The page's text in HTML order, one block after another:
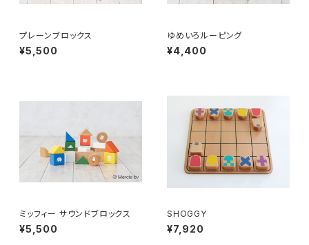
プレーンブロックス
¥5,500
ゆめいろルーピング
¥4,400
ミッフィー サウンドブロックス
¥5,500
SHOGGY
¥7,920